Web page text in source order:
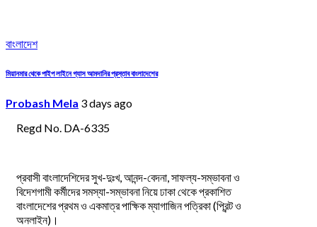
বাংলাদেশ
মিয়ানমার থেকে পাইপ লাইনে গ্যাস আমদানির প্রস্তাব বাংলাদেশের
Probash Mela 3 days ago
Regd No. DA-6335
প্রবাসী বাংলাদেশিদের সুখ-দুঃখ, আনন্দ-বেদনা, সাফল্য-সম্ভাবনা ও
বিদেশগামী কর্মীদের সমস্যা-সম্ভাবনা নিয়ে ঢাকা থেকে প্রকাশিত
বাংলাদেশের প্রথম ও একমাত্র পাক্ষিক ম্যাগাজিন পত্রিকা (প্রিন্ট ও
অনলাইন)।